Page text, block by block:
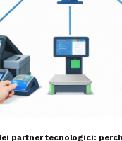
partner tecnologici: